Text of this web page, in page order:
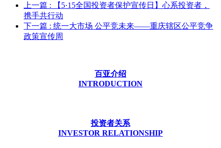
上一篇 : 【5·15全国投资者保护宣传日】心系投资者，
携手共行动
下一篇 : 统一大市场 公平竞未来——重庆辖区公平竞争
政策宣传周
百亚介绍
INTRODUCTION
投资者关系
INVESTOR RELATIONSHIP